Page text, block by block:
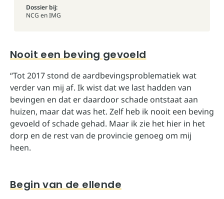
Dossier bij:
NCG en IMG
Nooit een beving gevoeld
“Tot 2017 stond de aardbevingsproblematiek wat
verder van mij af. Ik wist dat we last hadden van
bevingen en dat er daardoor schade ontstaat aan
huizen, maar dat was het. Zelf heb ik nooit een beving
gevoeld of schade gehad. Maar ik zie het hier in het
dorp en de rest van de provincie genoeg om mij
heen.
Begin van de ellende